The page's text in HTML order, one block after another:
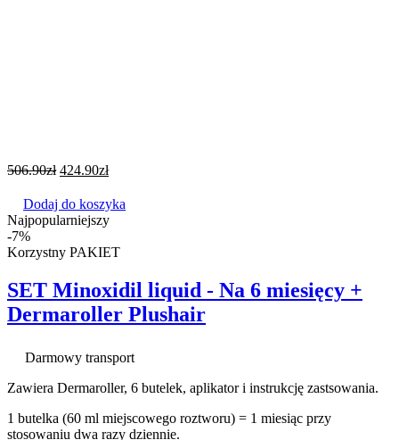
506.90zł 424.90zł
Dodaj do koszyka
Najpopularniejszy
-7%
Korzystny PAKIET
SET Minoxidil liquid - Na 6 miesięcy +
Dermaroller Plushair
Darmowy transport
Zawiera Dermaroller, 6 butelek, aplikator i instrukcję zastsowania.
1 butelka (60 ml miejscowego roztworu) = 1 miesiąc przy
stosowaniu dwa razy dziennie.